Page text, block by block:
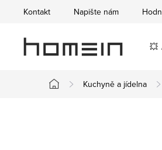
obsah
Kontakt Napište nám
💥
Domů
Kuchyně a jídelna